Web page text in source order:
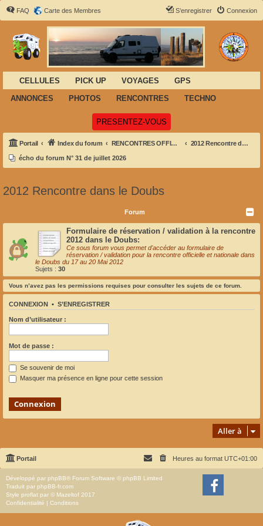
FAQ Carte des Membres Connexion
S’enregistrer
CELLULES PICK UP VOYAGES
GPS
ANNONCES
PHOTOS RENCONTRES TECHNO
PRESENTEZ-VOUS
Portail Index du forum RENCONTRES OFFICIELLES NATIONALES 2012 Rencontre dans le Doubs
écho du forum N° 31 de juillet 2026
2012 Rencontre dans le Doubs
Forum
Formulaire de réservation / validation à la rencontre
2012 dans le Doubs:
Ce sous forum vous permet d'accéder au formulaire de
réservation / validation pour la rencontre officielle et nationale dans
le Doubs du 17 au 20 Mai 2012
Sujets : 30
Vous n’avez pas les permissions requises pour consulter les sujets de ce forum.
CONNEXION • S’ENREGISTRER
Nom d’utilisateur :
Mot de passe :
Se souvenir de moi
Masquer ma présence en ligne pour cette session
Aller à
Portail Heures au format UTC+01:00
Développé par phpBB® Forum Software © phpBB Limited
Traduit par phpBB-fr.com
Style proflat par © Mazeltof 2017
Confidentialité | Conditions